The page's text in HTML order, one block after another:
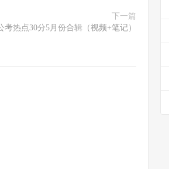
下一篇
考热点30分5月份合辑（视频+笔记）